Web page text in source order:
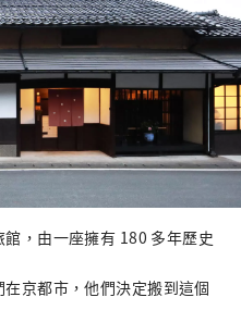
，由一座擁有 180 多年歷史
京都市，他們決定搬到這個